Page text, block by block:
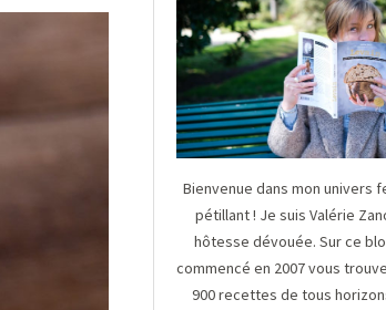
Bienvenue dans mon univers
pétillant ! Je suis Valérie
hôtesse dévouée. Sur ce
commencé en 2007 vous
900 recettes de tous